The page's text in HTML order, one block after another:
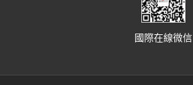
國際在線微信